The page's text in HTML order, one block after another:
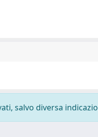
salvo diversa